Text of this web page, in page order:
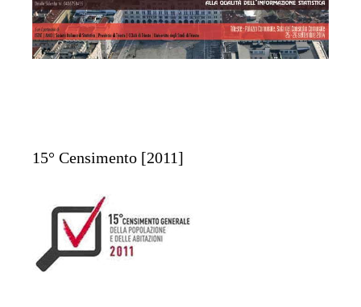
15° Censimento [2011]